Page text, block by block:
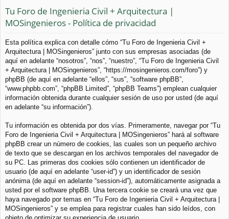
rá
pi
d
os
e
Tu Foro de Ingenieria Civil + Arquitectura |
MOSingenieros - Política de privacidad
Esta política explica con detalle cómo “Tu Foro de Ingenieria Civil +
Arquitectura | MOSingenieros” junto con sus empresas asociadas (de
aquí en adelante “nosotros”, “nos”, “nuestro”, “Tu Foro de Ingenieria Civil
+ Arquitectura | MOSingenieros”, “https://mosingenieros.com/foro”) y
phpBB (de aquí en adelante “ellos”, “sus”, “software phpBB”,
“www.phpbb.com”, “phpBB Limited”, “phpBB Teams”) emplean cualquier
información obtenida durante cualquier sesión de uso por usted (de aquí
en adelante “su información”).
Tu información es obtenida por dos vías. Primeramente, navegar por “Tu
Foro de Ingenieria Civil + Arquitectura | MOSingenieros” hará al software
phpBB crear un número de cookies, las cuales son un pequeño archivo
de texto que se descargan en los archivos temporales del navegador de
su PC. Las primeras dos cookies sólo contienen un identificador de
usuario (de aquí en adelante “user-id”) y un identificador de sesión
anónima (de aquí en adelante “session-id”), automáticamente asignada a
usted por el software phpBB. Una tercera cookie se creará una vez que
haya navegado por temas en “Tu Foro de Ingenieria Civil + Arquitectura |
MOSingenieros” y se emplea para registrar cuales han sido leídos, con
objeto de optimizar su experiencia de usuario.